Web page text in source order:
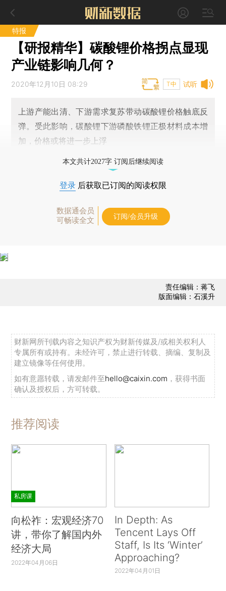
特报
【研报精华】碳酸锂价格拐点显现
产业链影响几何？
试听
2020年12月10日 08:29 T中
上游产能出清、下游需求复苏带动碳酸锂价格触底反
弹。受此影响，碳酸锂下游磷酸铁锂正极材料成本增
加，价格或将进一步上浮
本文共计2027字 订阅后继续阅读
登录 后获取已订阅的阅读权限
数据通会员
可畅读全文
订阅/会员升级
责任编辑：蒋飞
版面编辑：石溪升
财新网所刊载内容之知识产权为财新传媒及/或相关权利人
专属所有或持有。未经许可，禁止进行转载、摘编、复制及
建立镜像等任何使用。
如有意愿转载，请发邮件至hello@caixin.com ，获得书面
确认及授权后，方可转载。
推荐阅读
私房课
向松祚：宏观经济70
讲，带你了解国内外
经济大局
2022年04月06日
In Depth: As
Tencent Lays Off
Staff, Is Its ‘Winter’
Approaching?
2022年04月01日